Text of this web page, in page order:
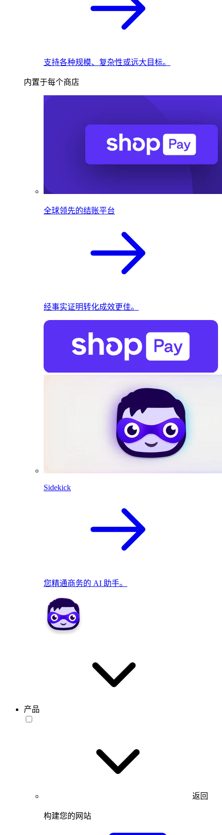
支持各种规模、复杂性或远大目标。
内置于每个商店
全球领先的结账平台
经事实证明转化成效更佳。
Sidekick
您精通商务的 AI 助手。
产品
返回
构建您的网站